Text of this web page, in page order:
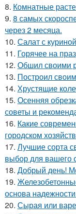
8. Комнатные
9. 8 самых
через 2 месяца.
10. Салат с
11. Горячее на
12. Обшил своими
13. Построил
14. Хрустящие
15. Осенняя
советы и
16. Какие
городском
17. Лучшие сорта
выбор для вашего
18. Добрый день!
19.
основа
20. Сырая или